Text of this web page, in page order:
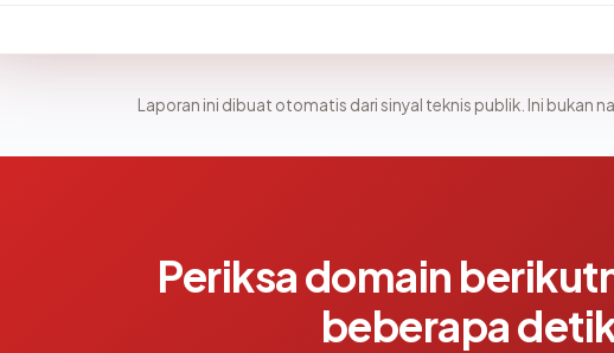
Laporan ini dibuat otomatis dari sinyal teknis publik. Ini bukan
Periksa domain
beberapa